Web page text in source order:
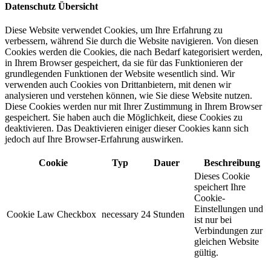
Datenschutz Übersicht
Diese Website verwendet Cookies, um Ihre Erfahrung zu
verbessern, während Sie durch die Website navigieren. Von diesen
Cookies werden die Cookies, die nach Bedarf kategorisiert werden,
in Ihrem Browser gespeichert, da sie für das Funktionieren der
grundlegenden Funktionen der Website wesentlich sind. Wir
verwenden auch Cookies von Drittanbietern, mit denen wir
analysieren und verstehen können, wie Sie diese Website nutzen.
Diese Cookies werden nur mit Ihrer Zustimmung in Ihrem Browser
gespeichert. Sie haben auch die Möglichkeit, diese Cookies zu
deaktivieren. Das Deaktivieren einiger dieser Cookies kann sich
jedoch auf Ihre Browser-Erfahrung auswirken.
Cookie Typ Dauer Beschreibung
Cookie Law Checkbox necessary 24 Stunden
Dieses Cookie
speichert Ihre
Cookie-
Einstellungen und
ist nur bei
Verbindungen zur
gleichen Website
gültig.